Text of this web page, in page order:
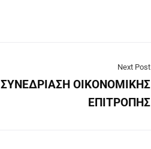
Next Post
ΣΥΝΕΔΡΙΑΣΗ ΟΙΚΟΝΟΜΙΚΗΣ
ΕΠΙΤΡΟΠΗΣ